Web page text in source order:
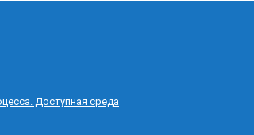
Доступная среда